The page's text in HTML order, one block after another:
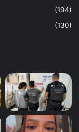
(194)
(130)